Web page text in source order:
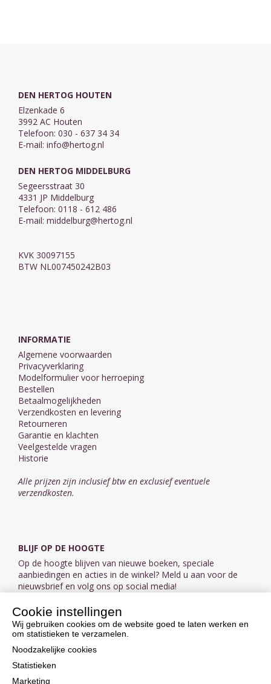
DEN HERTOG HOUTEN
Elzenkade 6
3992 AC Houten
Telefoon: 030 - 637 34 34
E-mail: info@hertog.nl
DEN HERTOG MIDDELBURG
Segeersstraat 30
4331 JP Middelburg
Telefoon: 0118 - 612 486
E-mail: middelburg@hertog.nl
KVK 30097155
BTW NL007450242B03
INFORMATIE
Algemene voorwaarden
Privacyverklaring
Modelformulier voor herroeping
Bestellen
Betaalmogelijkheden
Verzendkosten en levering
Retourneren
Garantie en klachten
Veelgestelde vragen
Historie
Alle prijzen zijn inclusief btw en exclusief eventuele
verzendkosten.
BLIJF OP DE HOOGTE
Op de hoogte blijven van nieuwe boeken, speciale
aanbiedingen en acties in de winkel? Meld u aan voor de
nieuwsbrief en volg ons op social media!
Aanmelden nieuwsbrief
VOLG ONS OP SOCIAL MEDIA
Cookie instellingen
Wij gebruiken cookies om de website goed te laten werken en
om statistieken te verzamelen.
Noodzakelijke cookies
Statistieken
Marketing